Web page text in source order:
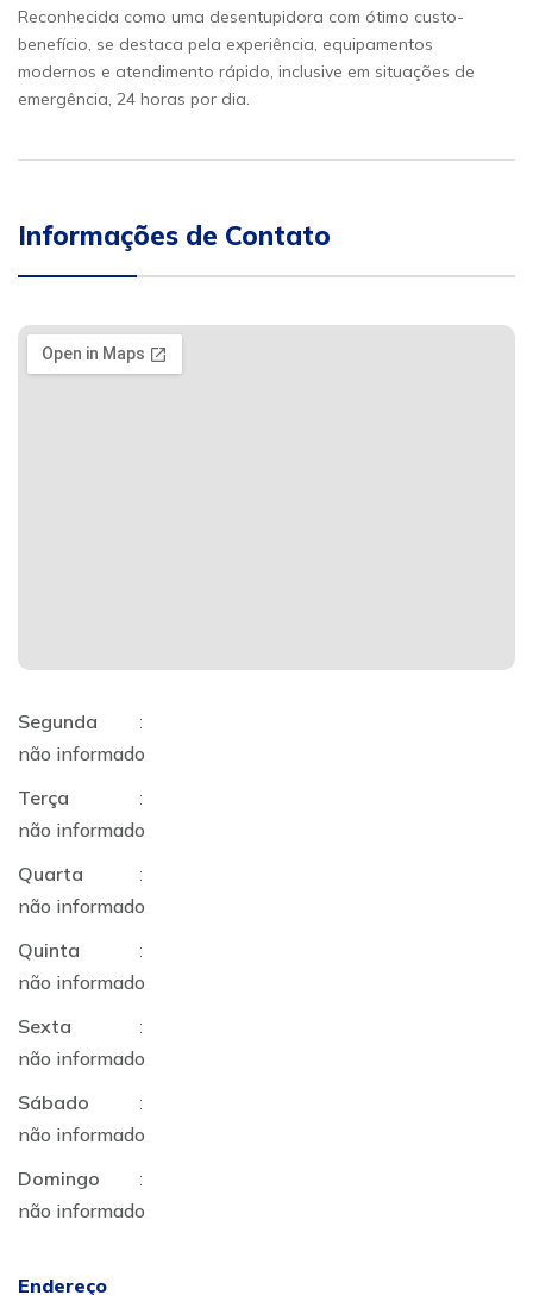
Reconhecida como uma desentupidora com ótimo custo-
benefício, se destaca pela experiência, equipamentos
modernos e atendimento rápido, inclusive em situações de
emergência, 24 horas por dia.
Informações de Contato
Segunda
:
não informado
Terça
:
não informado
Quarta
:
não informado
Quinta
:
não informado
Sexta
:
não informado
Sábado
:
não informado
Domingo
:
não informado
Endereço